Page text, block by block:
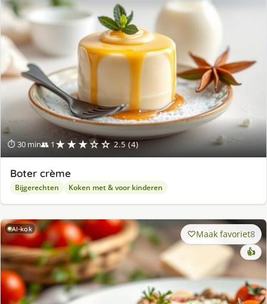
⏱ 30 min👥 1 ★★★☆☆ 2.5 (4)
Boter crème
Bijgerechten Koken met & voor kinderen
AI-kok Maak favoriet8
👍